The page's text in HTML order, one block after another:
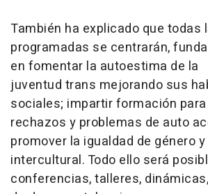
También ha explicado que todas
programadas se centrarán,
en fomentar la autoestima de la
juventud trans mejorando sus
sociales; impartir formación
rechazos y problemas de auto
promover la igualdad de género
intercultural. Todo ello será
conferencias, talleres,